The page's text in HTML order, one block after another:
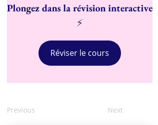
Plongez dans la révision interactive
⚡
Réviser le cours
Previous Next